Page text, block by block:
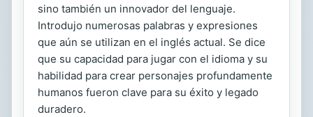
sino también un innovador del lenguaje.
Introdujo numerosas palabras y expresiones
que aún se utilizan en el inglés actual. Se dice
que su capacidad para jugar con el idioma y su
habilidad para crear personajes profundamente
humanos fueron clave para su éxito y legado
duradero.